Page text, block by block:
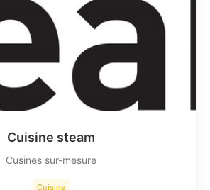
Cuisine steam
Cusines sur-mesure
Cuisine